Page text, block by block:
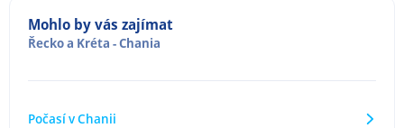
Mohlo by vás zajímat
Řeckoa Kréta - Chania
Počasí v Chanii